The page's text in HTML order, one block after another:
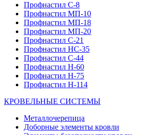
Профнастил С-8
Профнастил МП-10
Профнастил МП-18
Профнастил МП-20
Профнастил С-21
Профнастил НС-35
Профнастил С-44
Профнастил Н-60
Профнастил Н-75
Профнастил Н-114
КРОВЕЛЬНЫЕ СИСТЕМЫ
Металлочерепица
Доборные элементы кровли